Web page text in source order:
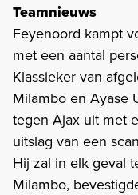
Teamnieuws
Feyenoord kampt
met een aantal
Klassieker van
Milambo en Ayase
tegen Ajax uit met
uitslag van een
Hij zal in elk geval
Milambo,